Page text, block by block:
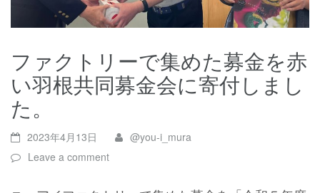
ファクトリーで集めた募金を赤
い羽根共同募金会に寄付しまし
た。
2023年4月13日
@you-i_mura
Leave a comment